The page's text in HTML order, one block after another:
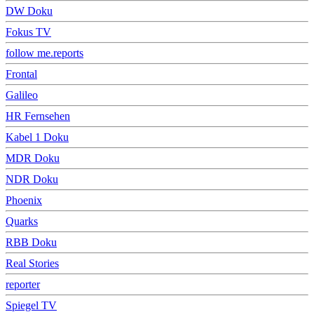
DW Doku
Fokus TV
follow me.reports
Frontal
Galileo
HR Fernsehen
Kabel 1 Doku
MDR Doku
NDR Doku
Phoenix
Quarks
RBB Doku
Real Stories
reporter
Spiegel TV